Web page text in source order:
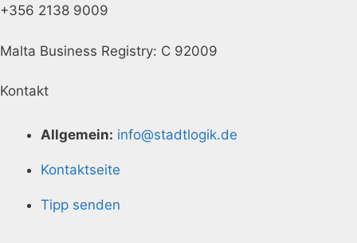
+356 2138 9009
Malta Business Registry: C 92009
Kontakt
Allgemein: info@stadtlogik.de
Kontaktseite
Tipp senden